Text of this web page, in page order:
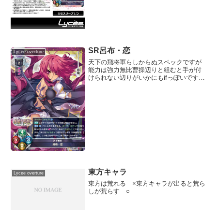
Lycee overture SR呂布・恋
天下の飛将軍らしからぬスペックですが
能力は強力無比曹操辺りと組むと手が付
けられない辺りがいかにもifっぽいですね
Lycee overture 東方キャラ
東方は荒れる ×東方キャラが出ると荒ら
しが荒らす ○